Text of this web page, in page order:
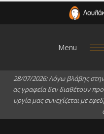
Menu
28/07/2026:Λόγω βλάβης στην
ας γραφεία δεν διαθέτουν προ
υργία μας συνεχίζεται με εφεδ